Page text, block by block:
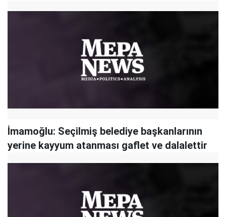
İmamoğlu: Seçilmiş belediye başkanlarının
yerine kayyum atanması gaflet ve dalalettir